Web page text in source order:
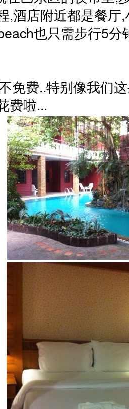
,酒店附近都是餐厅
也只需步行5
免费..特别像我们
费啦...